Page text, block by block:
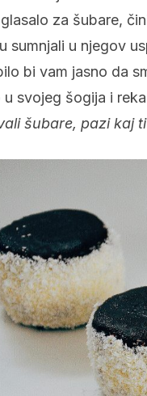
za šubare,
sumnjali u njegov
bi vam jasno da
u svojeg šogija i
šubare, pazi kaj